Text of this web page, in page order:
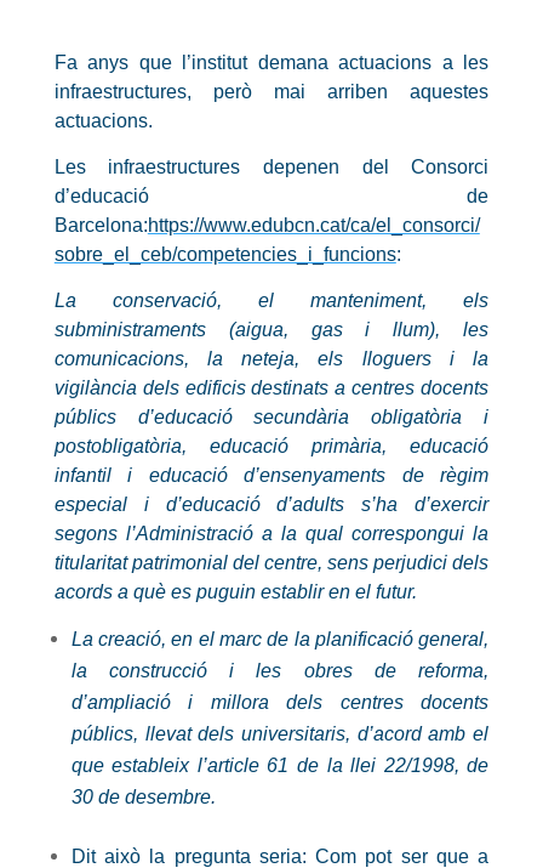
Fa anys que l’institut demana actuacions a les
infraestructures, però mai arriben aquestes
actuacions.
Les infraestructures depenen del Consorci
d’educació de
Barcelona:https://www.edubcn.cat/ca/el_consorci/
sobre_el_ceb/competencies_i_funcions:
La conservació, el manteniment, els
subministraments (aigua, gas i llum), les
comunicacions, la neteja, els lloguers i la
vigilància dels edificis destinats a centres docents
públics d’educació secundària obligatòria i
postobligatòria, educació primària, educació
infantil i educació d’ensenyaments de règim
especial i d’educació d’adults s’ha d’exercir
segons l’Administració a la qual correspongui la
titularitat patrimonial del centre, sens perjudici dels
acords a què es puguin establir en el futur.
La creació, en el marc de la planificació general,
la construcció i les obres de reforma,
d’ampliació i millora dels centres docents
públics, llevat dels universitaris, d’acord amb el
que estableix l’article 61 de la llei 22/1998, de
30 de desembre.
Dit això la pregunta seria: Com pot ser que a